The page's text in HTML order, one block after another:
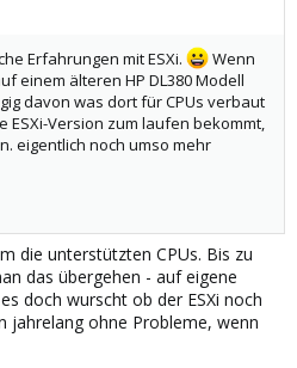
Erfahrungen mit ESXi.
Wenn
einem älteren HP DL380 Modell
davon was dort für CPUs verbaut
ESXi-Version zum laufen bekommt,
eigentlich noch umso mehr
die unterstützten CPUs. Bis zu
das übergehen - auf eigene
doch wurscht ob der ESXi noch
jahrelang ohne Probleme, wenn